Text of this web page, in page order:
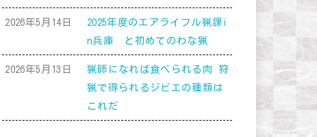
2026年5月14日
2025年度のエアライフル猟課i
n兵庫 と初めてのわな猟
2026年5月13日
猟師になれば食べられる肉 狩
猟で得られるジビエの種類は
これだ